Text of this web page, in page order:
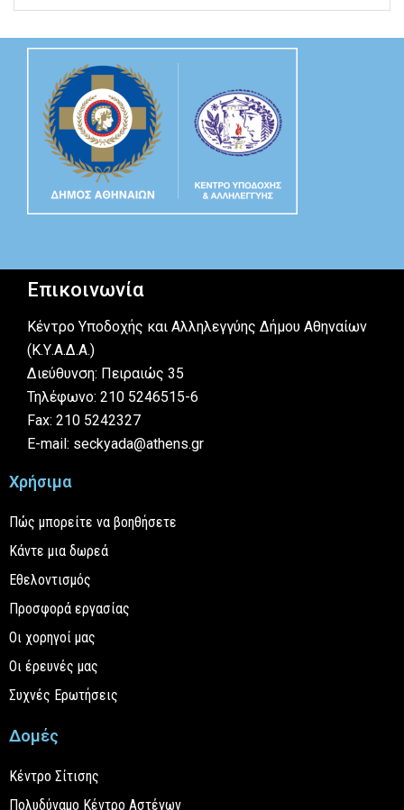
Επικοινωνία
Κέντρο Υποδοχής και Αλληλεγγύης Δήμου Αθηναίων
(Κ.Υ.Α.Δ.Α.)
Διεύθυνση: Πειραιώς 35
Τηλέφωνο: 210 5246515-6
Fax: 210 5242327
E-mail: seckyada@athens.gr
Χρήσιμα
Πώς μπορείτε να βοηθήσετε
Κάντε μια δωρεά
Εθελοντισμός
Προσφορά εργασίας
Οι χορηγοί μας
Οι έρευνές μας
Συχνές Ερωτήσεις
Δομές
Κέντρο Σίτισης
Πολυδύναμο Κέντρο Αστέγων